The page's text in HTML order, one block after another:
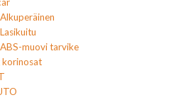
Alkuperäinen
Lasikuitu
ABS-muovi tarvike
korinosat